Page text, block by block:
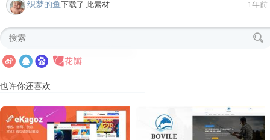
织梦的鱼下载了 此素材 1年前
也许你还喜欢